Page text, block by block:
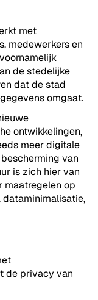
met
medewerkers en
de stedelijke
dat de stad
omgaat.
ontwikkelingen,
meer digitale
van
is zich hier van
maatregelen op
de privacy van